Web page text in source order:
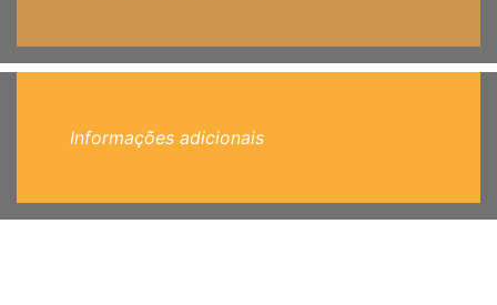
Informações adicionais